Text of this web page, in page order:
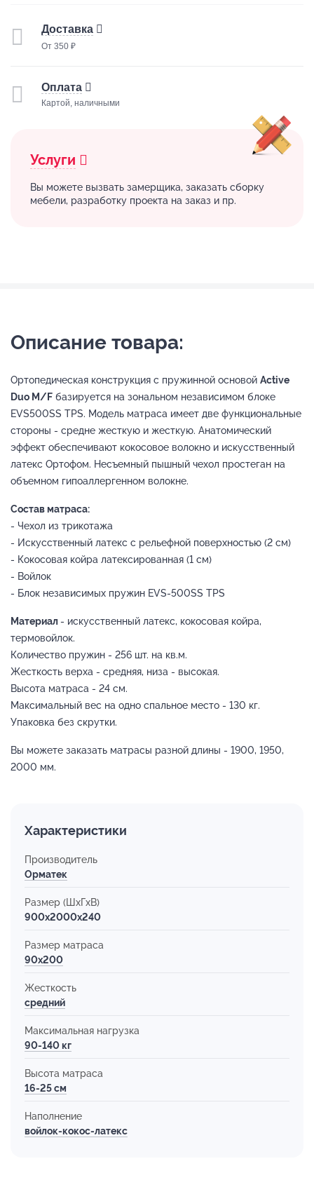
Доставка
От 350 ₽
Оплата
Картой, наличными
Услуги
Вы можете вызвать замерщика, заказать сборку
мебели, разработку проекта на заказ и пр.
Описание товара:
Ортопедическая конструкция с пружинной основой Active
Duo M/F базируется на зональном независимом блоке
EVS500SS TPS. Модель матраса имеет две функциональные
стороны - средне жесткую и жесткую. Анатомический
эффект обеспечивают кокосовое волокно и искусственный
латекс Ортофом. Несъемный пышный чехол простеган на
объемном гипоаллергенном волокне.
Состав матраса:
- Чехол из трикотажа
- Искусственный латекс с рельефной поверхностью (2 см)
- Кокосовая койра латексированная (1 см)
- Войлок
- Блок независимых пружин EVS-500SS TPS
Материал - искусственный латекс, кокосовая койра,
термовойлок.
Количество пружин - 256 шт. на кв.м.
Жесткость верха - средняя, низа - высокая.
Высота матраса - 24 см.
Максимальный вес на одно спальное место - 130 кг.
Упаковка без скрутки.
Вы можете заказать матрасы разной длины - 1900, 1950,
2000 мм.
Характеристики
Производитель
Орматек
Размер (ШхГхВ)
900x2000x240
Размер матраса
90х200
Жесткость
средний
Максимальная нагрузка
90-140 кг
Высота матраса
16-25 см
Наполнение
войлок-кокос-латекс